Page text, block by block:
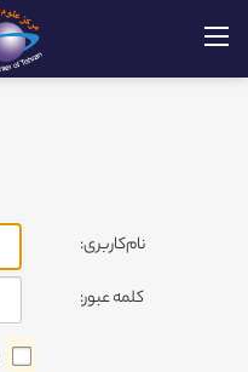
نام‌کاربری:
کلمه عبور: